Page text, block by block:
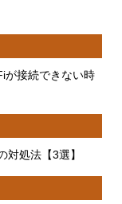
が接続できない時
処法【3選】